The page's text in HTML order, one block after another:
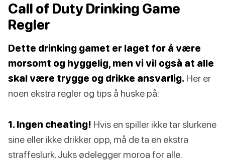
Call of Duty Drinking Game
Regler
Dette drinking gamet er laget for å være
morsomt og hyggelig, men vi vil også at alle
skal være trygge og drikke ansvarlig. Her er
noen ekstra regler og tips å huske på:
1. Ingen cheating! Hvis en spiller ikke tar slurkene
sine eller ikke drikker opp, må de ta en ekstra
straffeslurk. Juks ødelegger moroa for alle.